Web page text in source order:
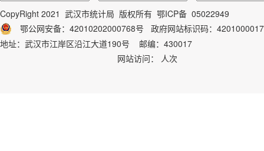
CopyRight 2021 武汉市统计局 版权所有 鄂ICP备 05022949
鄂公网安备：42010202000768号 政府网站标识码： 4201000017
地址：武汉市江岸区沿江大道190号 邮编：430017
网站访问： 人次